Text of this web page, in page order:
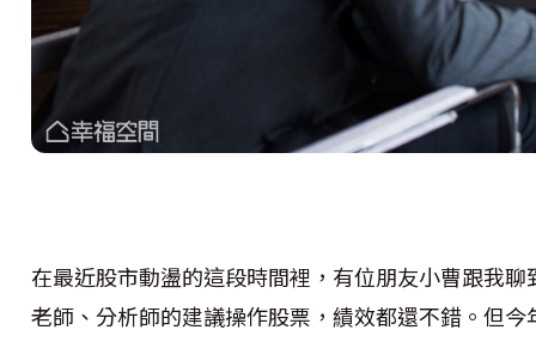
在最近股市動盪的這段時間裡，有位朋友小曹跟我
老師、分析師的建議操作股票，績效都還不錯。但